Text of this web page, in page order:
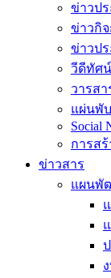
ข่าวป
ข่าวกิ
ข่าวป
วีดีทัศ
วารสา
แผ่นพับ
Social
การส
ข่าวสาร
แผนพั